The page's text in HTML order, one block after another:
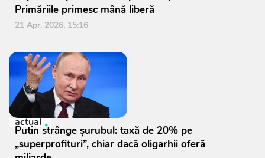
Primăriile primesc mână liberă
21 Apr. 2026, 15:16
actual
Putin strânge șurubul: taxă de 20% pe
„superprofituri”, chiar dacă oligarhii oferă